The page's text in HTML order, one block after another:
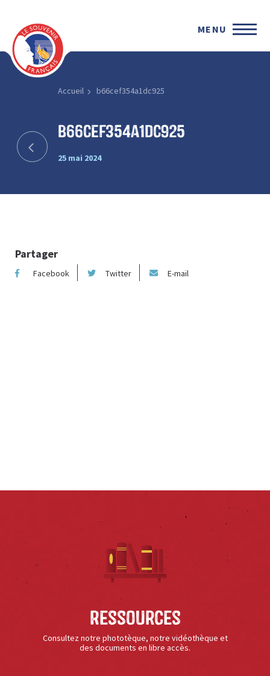
MENU
Accueil b66cef354a1dc925
b66cef354a1dc925
25 mai 2024
Partager
Facebook Twitter E-mail
Ressources
Consultez notre phototèque, notre vidéothèque et
des documents en libre accès.